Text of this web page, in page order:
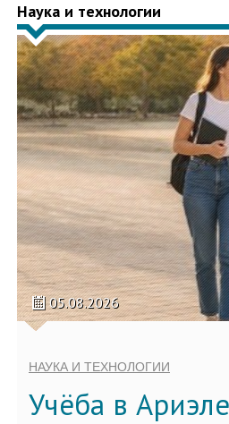
Наука и технологии
05.08.2026
НАУКА И ТЕХНОЛОГИИ
Учёба в